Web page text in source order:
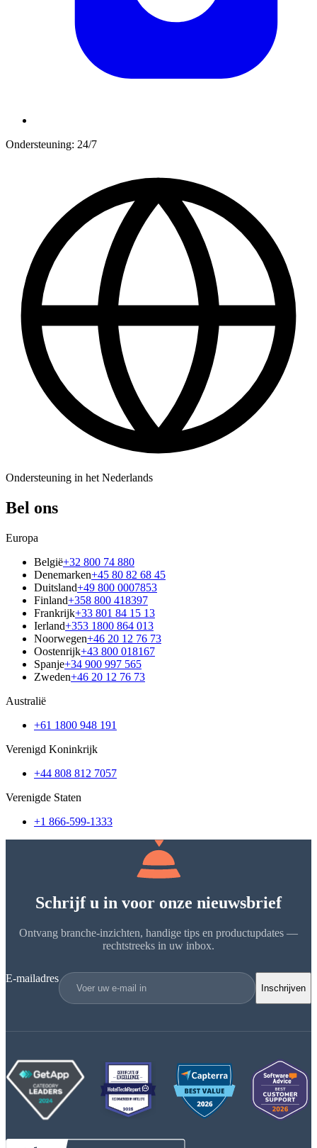
Ondersteuning: 24/7
Ondersteuning in het Nederlands
Bel ons
Europa
België+32 800 74 880
Denemarken+45 80 82 68 45
Duitsland+49 800 0007853
Finland+358 800 418397
Frankrijk+33 801 84 15 13
Ierland+353 1800 864 013
Noorwegen+46 20 12 76 73
Oostenrijk+43 800 018167
Spanje+34 900 997 565
Zweden+46 20 12 76 73
Australië
+61 1800 948 191
Verenigd Koninkrijk
+44 808 812 7057
Verenigde Staten
+1 866-599-1333
Schrijf u in voor onze nieuwsbrief
Ontvang branche-inzichten, handige tips en productupdates —
rechtstreeks in uw inbox.
E-mailadres
Inschrijven